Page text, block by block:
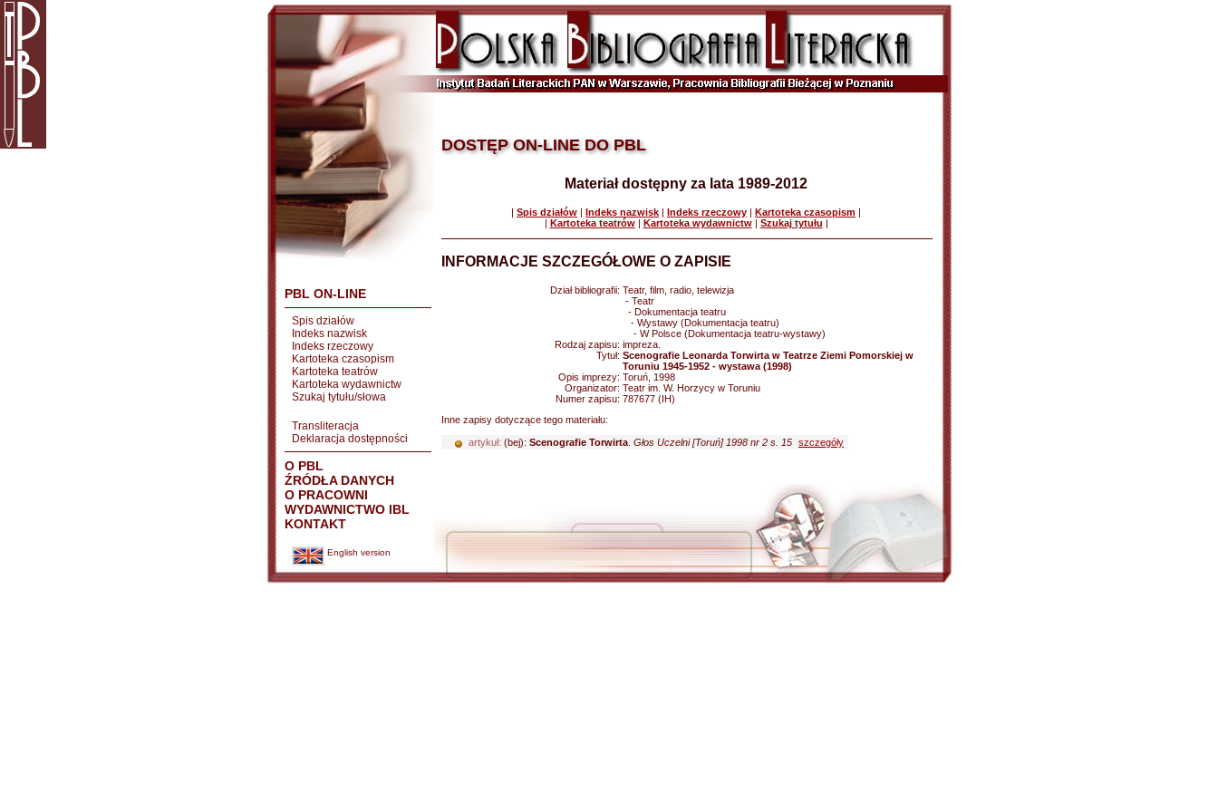
PBL ON-LINE
Spis działów
Indeks nazwisk
Indeks rzeczowy
Kartoteka czasopism
Kartoteka teatrów
Kartoteka wydawnictw
Szukaj tytułu/słowa
Transliteracja
Deklaracja dostępności
O PBL
ŹRÓDŁA DANYCH
O PRACOWNI
WYDAWNICTWO IBL
KONTAKT
English version
DOSTĘP ON-LINE DO PBL
Materiał dostępny za lata 1989-2012
| Spis działów | Indeks nazwisk | Indeks rzeczowy | Kartoteka czasopism |
| Kartoteka teatrów| Kartoteka wydawnictw| Szukaj tytułu |
INFORMACJE SZCZEGÓŁOWE O ZAPISIE
Dział bibliografii: Teatr, film, radio, telewizja
- Teatr
- Dokumentacja teatru
- Wystawy (Dokumentacja teatru)
- W Polsce (Dokumentacja teatru-wystawy)
Rodzaj zapisu: impreza.
Tytuł: Scenografie Leonarda Torwirta w Teatrze Ziemi Pomorskiej w
Toruniu 1945-1952 - wystawa (1998)
Opis imprezy: Toruń, 1998
Organizator: Teatr im. W. Horzycy w Toruniu
Numer zapisu: 787677 (IH)
Inne zapisy dotyczące tego materiału:
artykuł: (bej): Scenografie Torwirta Głos Uczelni [Toruń] 1998 nr 2 s. 15 szczegóły